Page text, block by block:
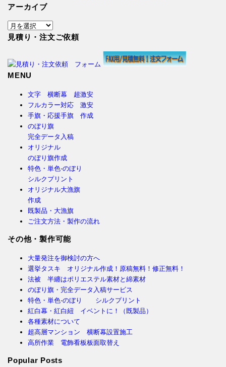
アーカイブ
ア
ー
イ
ブ
見積り・注文ご依頼
MENU
文字 横断幕 超激安
フルカラー対応 激安
手旗・応援手旗 作成
のぼり旗
完全データ入稿
オリジナル
のぼり旗作成
特色・単色-のぼり
シルクプリント
オリジナル大漁旗
作成
既製品・大漁旗
ご注文方法・製作の流れ
その他・製作可能
大量発注を御検討の方へ
選挙タスキ オリジナル作成！原稿無料！修正無料！
法被 半纏はポリエステル素材と綿素材
のぼり旗・完全データ入稿サービス
特色・単色-のぼり シルクプリント
紅白幕・紅白紐 イベントに！（既製品）
各種素材について
超高層マンション 横断幕設置施工
高所作業 電飾看板板面取替え
Popular Posts